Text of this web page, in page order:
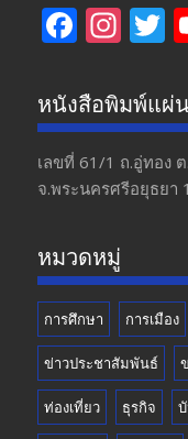
F
e
b
o
o
In
a
gr
a
m
T
หนังสือพิมพ์แผ่
เลขที่ 61/1 ถ.อู่ทอง​
จ.พระนครศรีอยุธยา
หมวดหมู่
การศึกษา การเมือง
ข่าวประชาสัมพันธ์
ท่องเที่ยว ธุรกิจ